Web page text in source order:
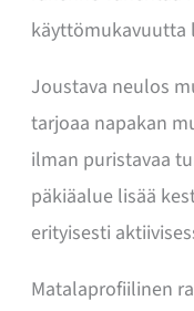
käyttömukavuutta
Joustava neulos
tarjoaa napakan
ilman puristavaa
päkiäalue lisää
erityisesti
Matalaprofiilinen